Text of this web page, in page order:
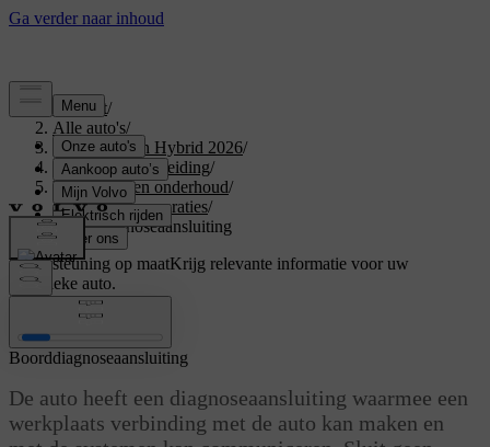
Support/
Alle auto's/
XC60 Plug-in Hybrid 2026/
Gebruikershandleiding/
Verzorging en onderhoud/
Service en reparaties/
Boorddiagnoseaansluiting
Ondersteuning op maatKrijg relevante informatie voor uw
specifieke auto.
Boorddiagnoseaansluiting
De auto heeft een diagnoseaansluiting waarmee een
werkplaats verbinding met de auto kan maken en